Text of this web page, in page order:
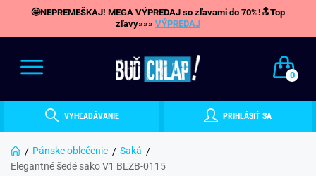
🤩NEPREMEŠKAJ! MEGA VÝPREDAJ so zľavami do 70%!🔝Top
zľavy»»» VÝPREDAJ
0
VYHĽADÁVANIE PRIHLÁSIŤ SA
Pánske oblečenie
Saká
Elegantné šedé sako V1 BLZB-0115